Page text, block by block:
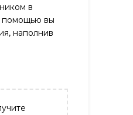
в
помощью вы
наполнив